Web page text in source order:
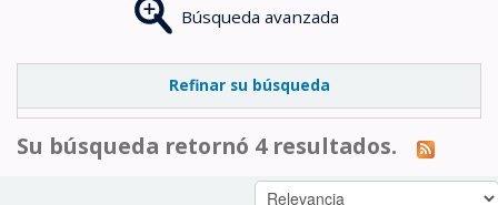
Búsqueda avanzada
Refinar su búsqueda
Su búsqueda retornó 4 resultados.